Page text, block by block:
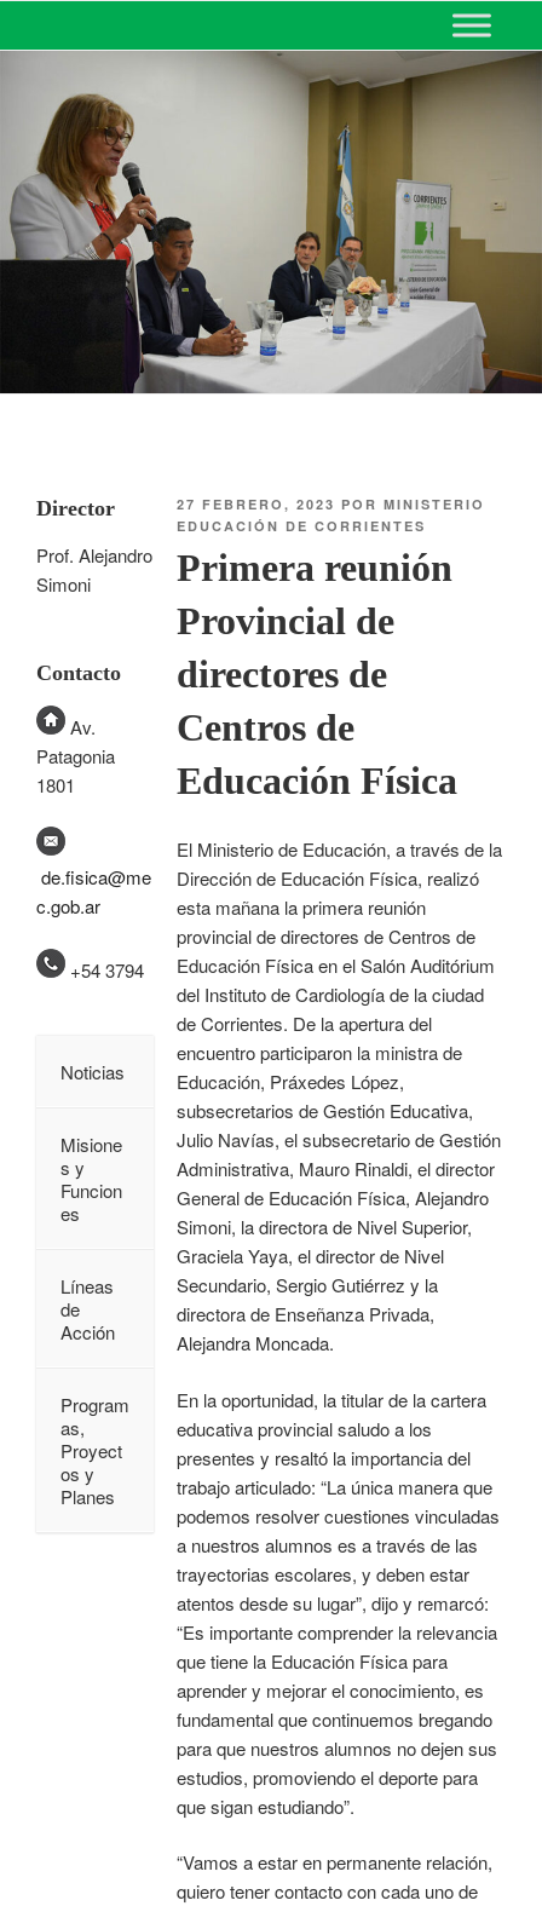
MINISTERIO DE EDUCACIÓN
DE CORRIENTES
27 FEBRERO, 2023 PORMINISTERIO
EDUCACIÓN DE CORRIENTES
Primera reunión
Provincial de
directores de
Centros de
Educación Física
El Ministerio de Educación, a través de la
Dirección de Educación Física, realizó
esta mañana la primera reunión
provincial de directores de Centros de
Educación Física en el Salón Auditórium
del Instituto de Cardiología de la ciudad
de Corrientes. De la apertura del
encuentro participaron la ministra de
Educación, Práxedes López,
subsecretarios de Gestión Educativa,
Julio Navías, el subsecretario de Gestión
Administrativa, Mauro Rinaldi, el director
General de Educación Física, Alejandro
Simoni, la directora de Nivel Superior,
Graciela Yaya, el director de Nivel
Secundario, Sergio Gutiérrez y la
directora de Enseñanza Privada,
Alejandra Moncada.
En la oportunidad, la titular de la cartera
educativa provincial saludo a los
presentes y resaltó la importancia del
trabajo articulado: “La única manera que
podemos resolver cuestiones vinculadas
a nuestros alumnos es a través de las
trayectorias escolares, y deben estar
atentos desde su lugar”, dijo y remarcó:
“Es importante comprender la relevancia
que tiene la Educación Física para
aprender y mejorar el conocimiento, es
fundamental que continuemos bregando
para que nuestros alumnos no dejen sus
estudios, promoviendo el deporte para
que sigan estudiando”.
“Vamos a estar en permanente relación,
quiero tener contacto con cada uno de
Director
Prof. Alejandro
Simoni
Contacto
Av.
Patagonia
1801
de.fisica@me
c.gob.ar
+54 3794
Noticias
Misione
s y
Funcion
es
Líneas
de
Acción
Program
as,
Proyect
os y
Planes